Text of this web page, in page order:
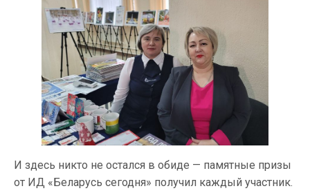
И здесь никто не остался в обиде — памятные призы
от ИД «Беларусь сегодня» получил каждый участник.